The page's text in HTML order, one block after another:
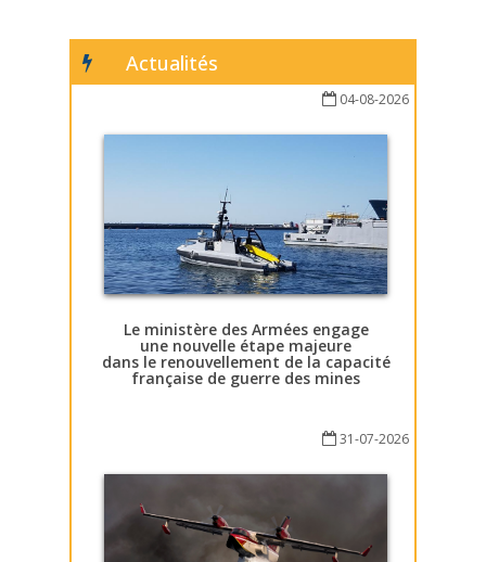
Actualités
04-08-2026
Le ministère des Armées engage
une nouvelle étape majeure
dans le renouvellement de la capacité
française de guerre des mines
31-07-2026